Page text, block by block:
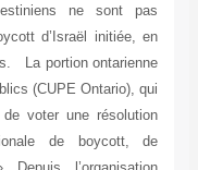
ne sont pas
d’Israël initiée, en
La portion ontarienne
(CUPE Ontario), qui
voter une résolution
de boycott, de